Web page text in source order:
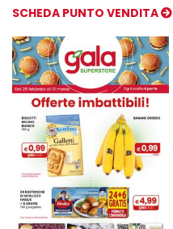
SCHEDA PUNTO VENDITA